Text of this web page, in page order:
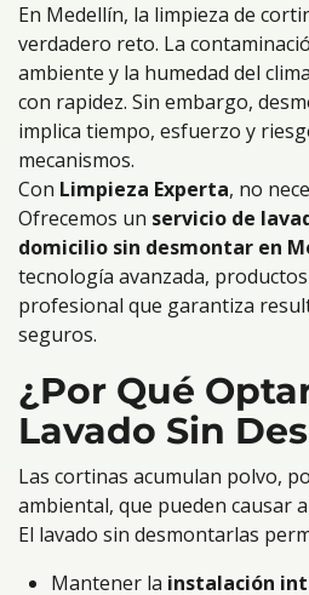
En Medellín, la limpieza de
verdadero reto. La
ambiente y la humedad del
con rapidez. Sin embargo,
implica tiempo, esfuerzo y
mecanismos.
Con Limpieza Experta, no
Ofrecemos un servicio de
domicilio sin desmontar en
tecnología avanzada,
profesional que garantiza
seguros.
¿Por Qué
Lavado Sin
Las cortinas acumulan polvo,
ambiental, que pueden causar
El lavado sin desmontarlas
Mantener la instalación